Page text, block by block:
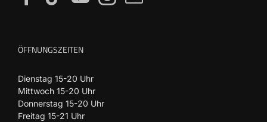
ÖFFNUNGSZEITEN
Dienstag 15-20 Uhr
Mittwoch 15-20 Uhr
Donnerstag 15-20 Uhr
Freitag 15-21 Uhr